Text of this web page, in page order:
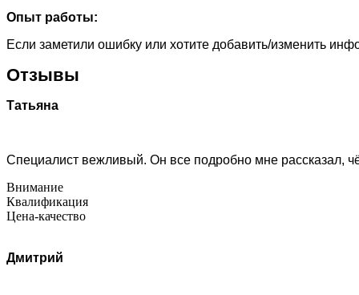
Опыт работы:
Если заметили ошибку или хотите добавить/изменить
Отзывы
Татьяна
Специалист вежливый. Он все подробно мне рассказал,
Внимание
Квалификация
Цена-качество
Дмитрий